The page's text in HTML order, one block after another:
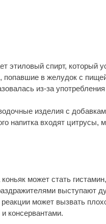
этиловый спирт, который
попавшие в желудок с
из-за
изделия с
напитка входят цитрусы,
может стать
выступают
может вызвать
консервантами.